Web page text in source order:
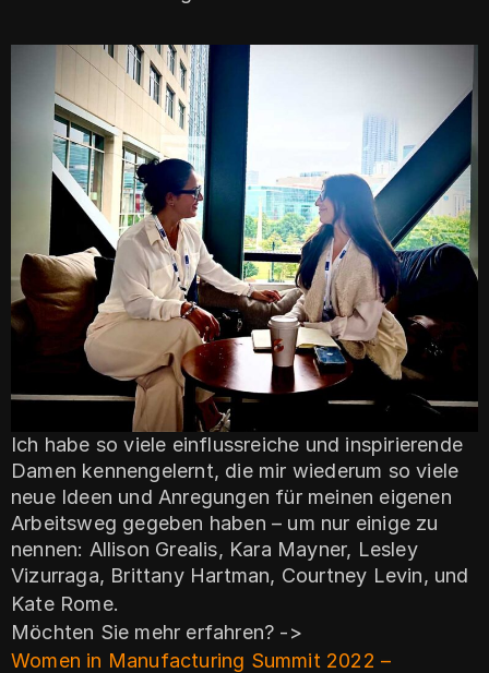
Ich habe so viele einflussreiche und inspirierende
Damen kennengelernt, die mir wiederum so viele
neue Ideen und Anregungen für meinen eigenen
Arbeitsweg gegeben haben – um nur einige zu
nennen: Allison Grealis, Kara Mayner, Lesley
Vizurraga, Brittany Hartman, Courtney Levin, und
Kate Rome.
Möchten Sie mehr erfahren? ->
Women in Manufacturing Summit 2022 –